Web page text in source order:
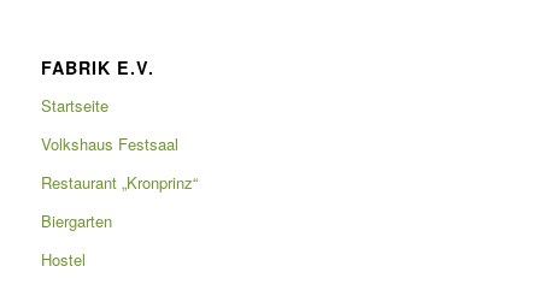
FABRIK E.V.
Startseite
Volkshaus Festsaal
Restaurant „Kronprinz“
Biergarten
Hostel